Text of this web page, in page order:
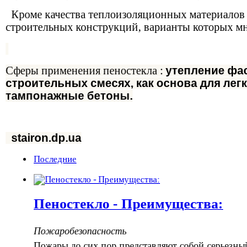
Кроме качества теплоизоляционных
строительных конструкций, варианты которых
Сферы применения пеностекла : утепление
строительных смесях, как основа для
тампонажные бетоны.
stairon.dp.ua
Последние
Пеностекло - Преимущества:
Пожаробезопасность